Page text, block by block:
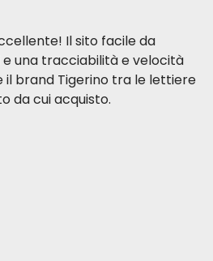
Il sito facile da
una tracciabilità e velocità
il brand Tigerino tra le lettiere
da cui acquisto.